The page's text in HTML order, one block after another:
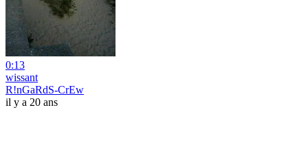
0:13
wissant
R!nGaRdS-CrEw
il y a 20 ans